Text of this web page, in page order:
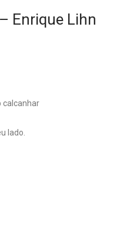
Enrique Lihn
calcanhar
lado.